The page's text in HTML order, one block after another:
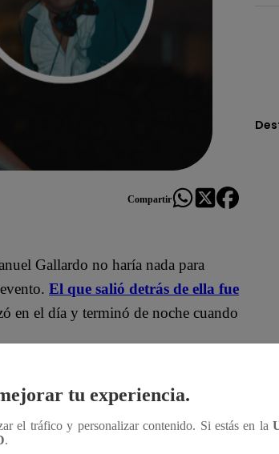
Compartir
Gallardo no haría nada para
El que salió detrás de ella fue
en el día y terminó de noche cuando
le hace propuesta indecente a
una locura. Ahora está
tu experiencia.
el tráfico y personalizar contenido. Si estás en la
.